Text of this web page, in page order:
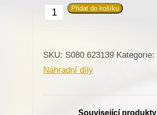
623139
vodiče
pro
Přidat do košíku
SKU: S080 623139 Kategorie:
Náhradní díly
Související produkty